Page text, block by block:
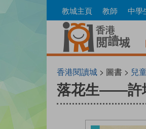
to
教城主頁 教師 中學
香港閱讀城> 圖書 > 兒
落花生——許